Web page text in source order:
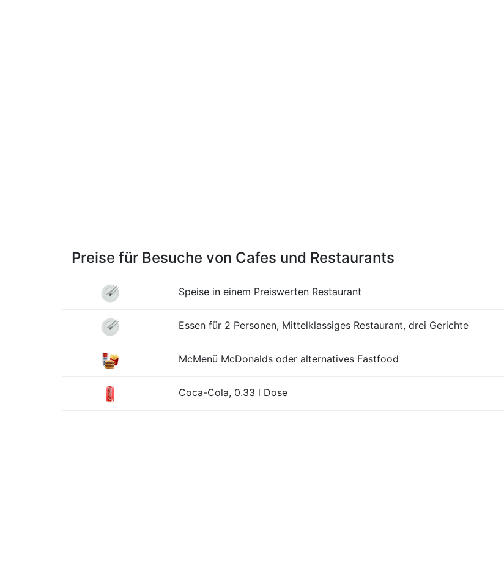
Preise für Besuche von Cafes und Restaurants
Speise in einem Preiswerten Restaurant
Essen für 2 Personen, Mittelklassiges Restaurant, drei Gerichte
McMenü McDonalds oder alternatives Fastfood
Coca-Cola, 0.33 l Dose